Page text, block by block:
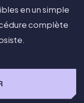
en un simple
complète